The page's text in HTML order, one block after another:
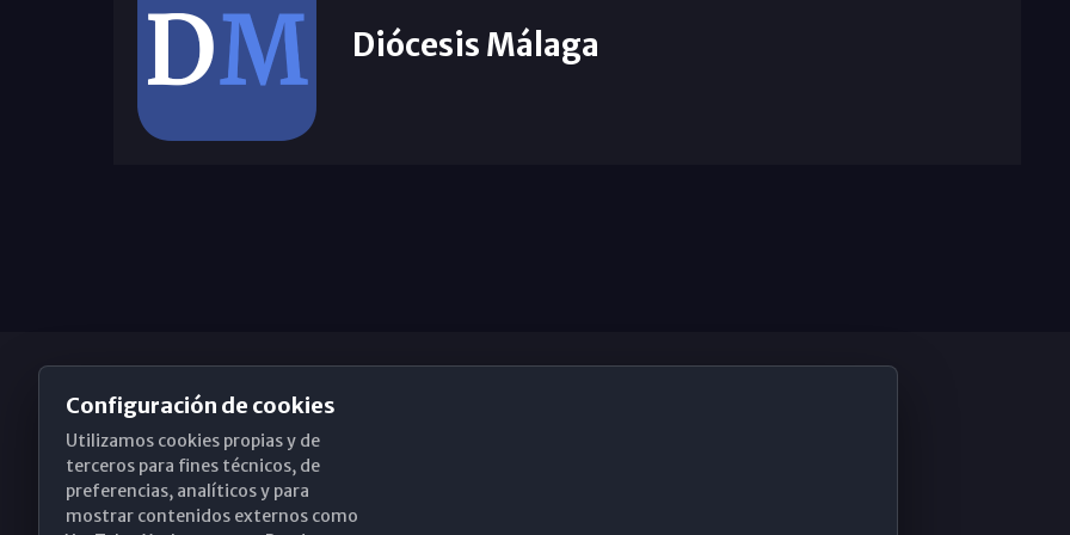
Diócesis Málaga
Obispado de Málaga
Configuración de cookies
Utilizamos cookies propias y de
terceros para fines técnicos, de
preferencias, analíticos y para
mostrar contenidos externos como